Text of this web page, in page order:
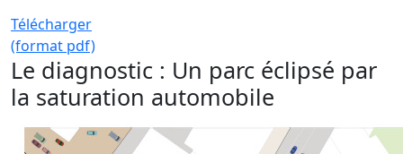
Télécharger
(format pdf)
Le diagnostic : Un parc éclipsé par
la saturation automobile